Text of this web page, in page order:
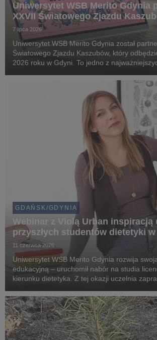
Uniwersytet WSB Merito Gdynia
XXVII Światowego Zjazdu
7 lipca 2026
Uniwersytet WSB Merito Gdynia został
Światowego Zjazdu Kaszubów, który
2026 roku w Gdyni. To jedno z
mieszkańców regionu oraz gości z kraju i
GDAŃSK/GDYNIA
Webinar z Violą Urban inspiracją
przyszłych studentów dietetyki
11 czerwca 2026
Uniwersytet WSB Merito Gdynia rozwija
edukacyjną – uruchomił nabór na studia
kierunku dietetyka. Z tej okazji uczelnia
karierą w branży dietetycznej na bezpłatny